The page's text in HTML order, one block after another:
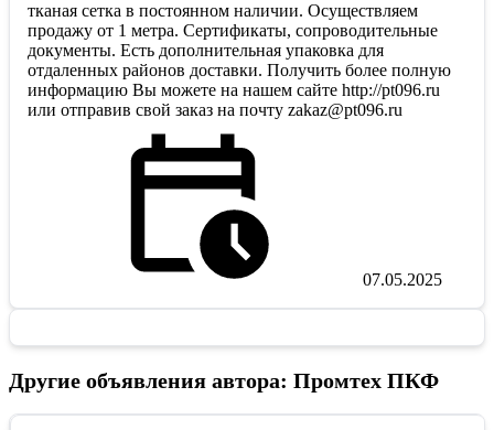
тканая сетка в постоянном наличии. Осуществляем
продажу от 1 метра. Сертификаты, сопроводительные
документы. Есть дополнительная упаковка для
отдаленных районов доставки. Получить более полную
информацию Вы можете на нашем сайте http://pt096.ru
или отправив свой заказ на почту zakaz@pt096.ru
07.05.2025
Другие объявления автора: Промтех ПКФ